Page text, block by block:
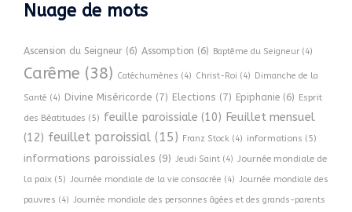
Nuage de mots
Ascension du Seigneur (6) Assomption (6) Baptême du Seigneur (4)
Carême (38) Catéchumènes (4) Christ-Roi (4) Dimanche de la
Santé (4) Divine Miséricorde (7) Elections (7) Epiphanie (6) Esprit
des Béatitudes (5) feuille paroissiale (10) Feuillet mensuel
(12) feuillet paroissial (15) Franz Stock (4) informations (5)
informations paroissiales (9) Jeudi Saint (4) Journée mondiale de
la paix (5) Journée mondiale de la vie consacrée (4) Journée mondiale des
pauvres (4) Journée mondiale des personnes âgées et des grands-parents